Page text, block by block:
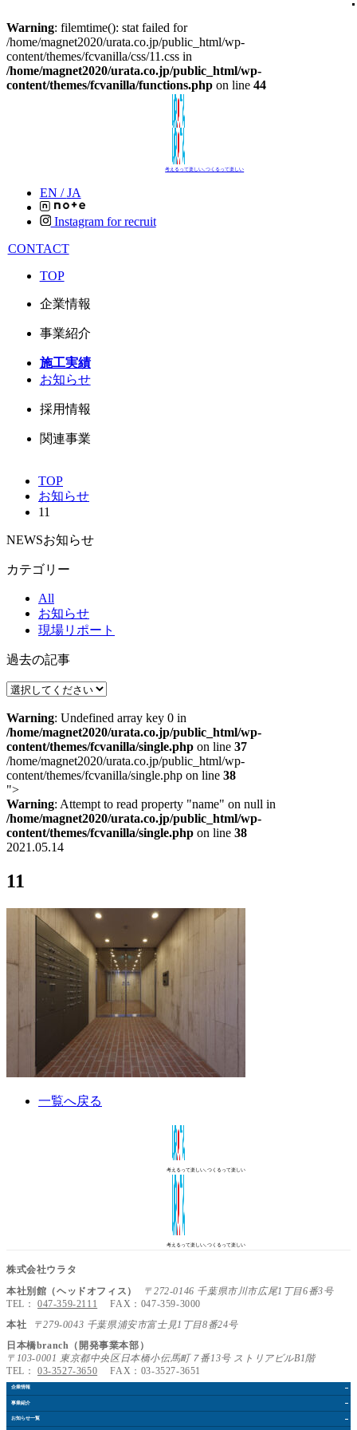
Warning: filemtime(): stat failed for
/home/magnet2020/urata.co.jp/public_html/wp-
content/themes/fcvanilla/css/11.css in
/home/magnet2020/urata.co.jp/public_html/wp-
content/themes/fcvanilla/functions.php on line 44
考えるって楽しい､つくるって楽しい
EN /JA
Instagram for recruit
CONTACT
TOP
企業情報
事業紹介
施工実績
お知らせ
採用情報
関連事業
TOP
お知らせ
11
NEWSお知らせ
カテゴリー
All
お知らせ
現場リポート
過去の記事
Warning: Undefined array key 0 in
/home/magnet2020/urata.co.jp/public_html/wp-
content/themes/fcvanilla/single.php on line 37
/home/magnet2020/urata.co.jp/public_html/wp-
content/themes/fcvanilla/single.php on line 38
">
Warning: Attempt to read property "name" on null in
/home/magnet2020/urata.co.jp/public_html/wp-
content/themes/fcvanilla/single.php on line 38
2021.05.14
11
一覧へ戻る
考えるって楽しい､つくるって楽しい
考えるって楽しい､つくるって楽しい
株式会社ウラタ
本社別館（ヘッドオフィス）
〒272-0146 千葉県市川市広尾1丁目6番3号
TEL： 047-359-2111 FAX：047-359-3000
本社
〒279-0043 千葉県浦安市富士見1丁目8番24号
日本橋branch（開発事業本部）
〒103-0001 東京都中央区日本橋小伝馬町７番13号 ストリアビルB1階
TEL： 03-3527-3650 FAX：03-3527-3651
企業情報
事業紹介
お知らせ一覧